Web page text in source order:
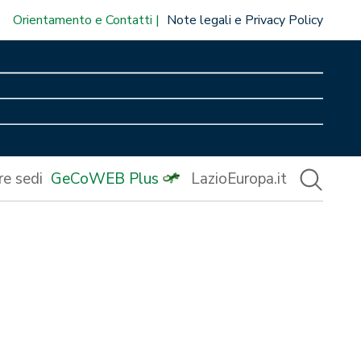
Orientamento e Contatti Note legali e Privacy Policy
sedi GeCoWEB Plus LazioEuropa.it